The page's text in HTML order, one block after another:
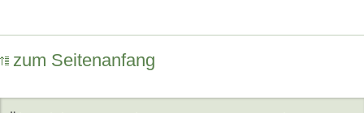
zum Seitenanfang